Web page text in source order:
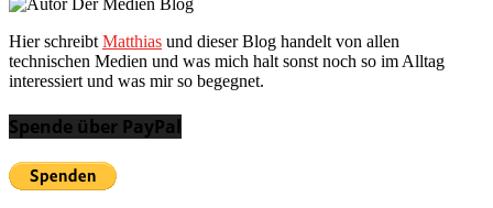
Hier schreibt Matthias und dieser Blog handelt von allen
technischen Medien und was mich halt sonst noch so im Alltag
interessiert und was mir so begegnet.
Spende über PayPal